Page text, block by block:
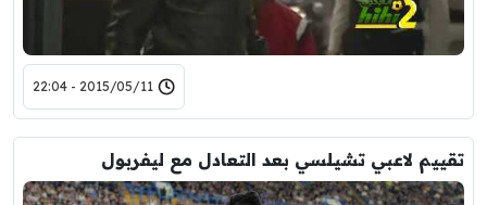
2015/05/11 - 22:04
تقييم لاعبي تشيلسي بعد التعادل مع ليفربول